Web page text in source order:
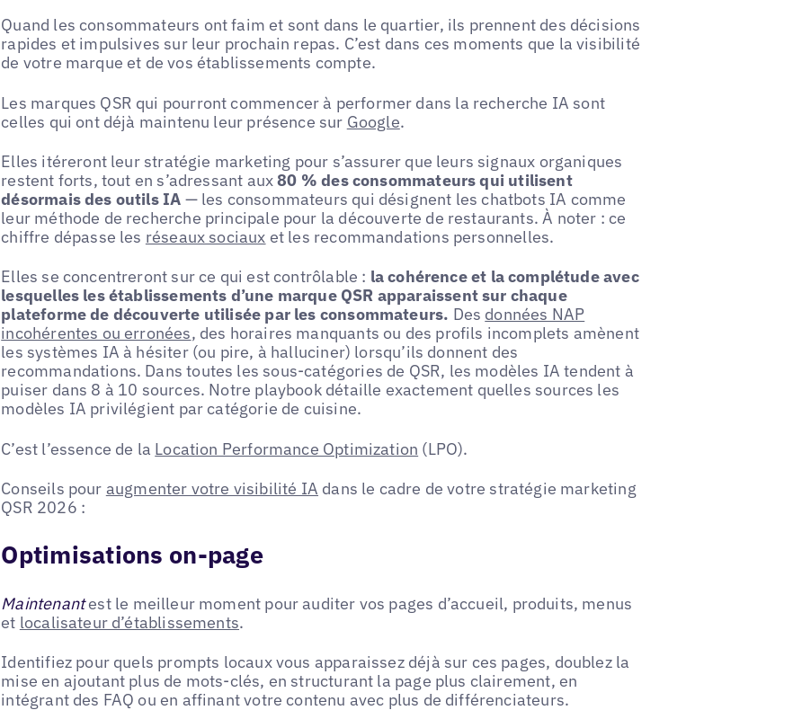
Quand les consommateurs ont faim et sont dans le quartier, ils prennent des décisions
rapides et impulsives sur leur prochain repas. C’est dans ces moments que la visibilité
de votre marque et de vos établissements compte.
Les marques QSR qui pourront commencer à performer dans la recherche IA sont
celles qui ont déjà maintenu leur présence sur Google.
Elles itéreront leur stratégie marketing pour s’assurer que leurs signaux organiques
restent forts, tout en s’adressant aux80 % des consommateurs qui utilisent
désormais des outils IA — les consommateurs qui désignent les chatbots IA comme
leur méthode de recherche principale pour la découverte de restaurants. À noter : ce
chiffre dépasse les réseaux sociaux et les recommandations personnelles.
Elles se concentreront sur ce qui est contrôlable : la cohérence et la complétude avec
lesquelles les établissements d’une marque QSR apparaissent sur chaque
plateforme de découverte utilisée par les consommateurs. Des données NAP
incohérentes ou erronées, des horaires manquants ou des profils incomplets amènent
les systèmes IA à hésiter (ou pire, à halluciner) lorsqu’ils donnent des
recommandations. Dans toutes les sous-catégories de QSR, les modèles IA tendent à
puiser dans 8 à 10 sources. Notre playbook détaille exactement quelles sources les
modèles IA privilégient par catégorie de cuisine.
C’est l’essence de la Location Performance Optimization (LPO).
Conseils pour augmenter votre visibilité IA dans le cadre de votre stratégie marketing
QSR 2026 :
Optimisations on-page
Maintenantest le meilleur moment pour auditer vos pages d’accueil, produits, menus
et localisateur d’établissements.
Identifiez pour quels prompts locaux vous apparaissez déjà sur ces pages, doublez la
mise en ajoutant plus de mots-clés, en structurant la page plus clairement, en
intégrant des FAQ ou en affinant votre contenu avec plus de différenciateurs.